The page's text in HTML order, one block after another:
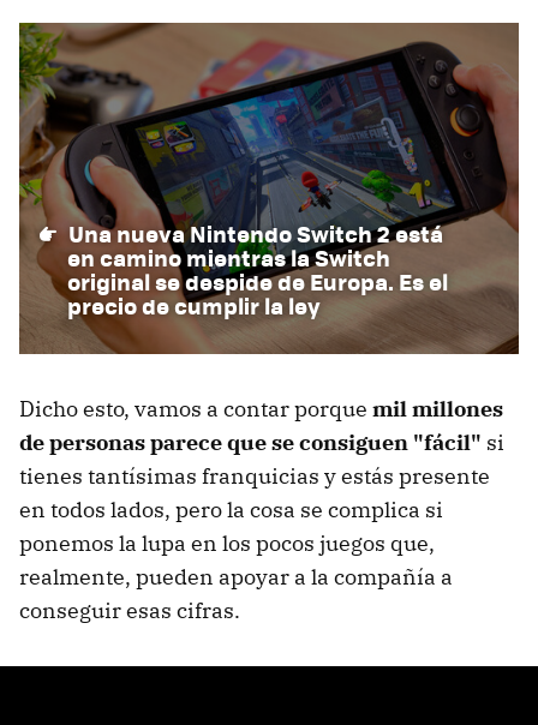
Una nueva Nintendo Switch 2 está
en camino mientras la Switch
original se despide de Europa. Es el
precio de cumplir la ley
Dicho esto, vamos a contar porque mil millones
de personas parece que se consiguen "fácil" si
tienes tantísimas franquicias y estás presente
en todos lados, pero la cosa se complica si
ponemos la lupa en los pocos juegos que,
realmente, pueden apoyar a la compañía a
conseguir esas cifras.